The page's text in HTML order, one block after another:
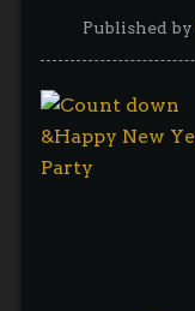
Published by